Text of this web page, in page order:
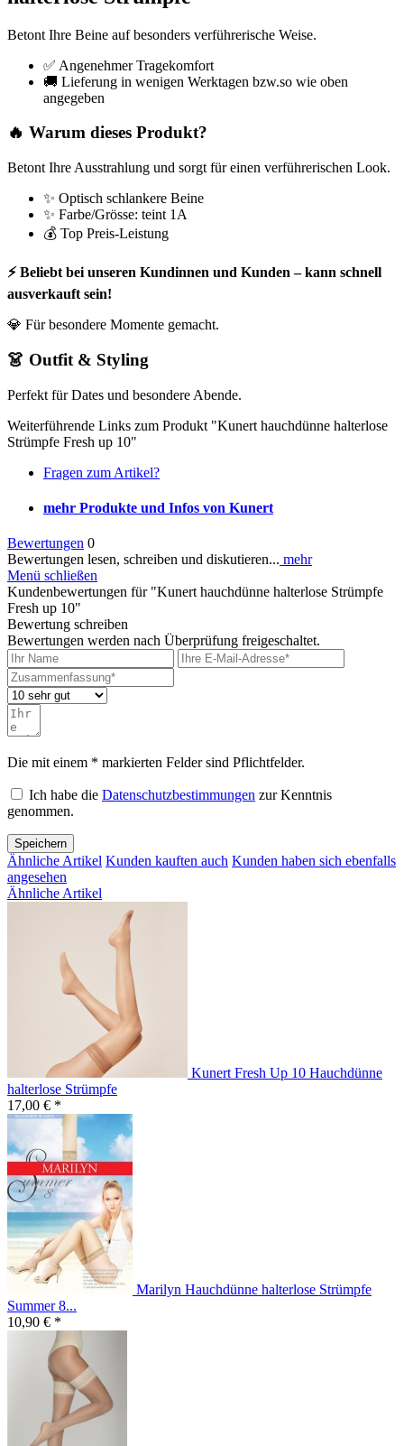
Betont Ihre Beine auf besonders verführerische Weise.
✅ Angenehmer Tragekomfort
🚚 Lieferung in wenigen Werktagen bzw.so wie oben
angegeben
🔥 Warum dieses Produkt?
Betont Ihre Ausstrahlung und sorgt für einen verführerischen Look.
✨ Optisch schlankere Beine
✨ Farbe/Grösse: teint 1A
💰 Top Preis-Leistung
⚡ Beliebt bei unseren Kundinnen und Kunden – kann schnell
ausverkauft sein!
💎 Für besondere Momente gemacht.
👗 Outfit & Styling
Perfekt für Dates und besondere Abende.
Weiterführende Links zum Produkt "Kunert hauchdünne halterlose
Strümpfe Fresh up 10"
Fragen zum Artikel?
mehr Produkte und Infos von Kunert
Bewertungen 0
Bewertungen lesen, schreiben und diskutieren... mehr
Menü schließen
Kundenbewertungen für "Kunert hauchdünne halterlose Strümpfe
Fresh up 10"
Bewertung schreiben
Bewertungen werden nach Überprüfung freigeschaltet.
Die mit einem * markierten Felder sind Pflichtfelder.
Ich habe die Datenschutzbestimmungen zur Kenntnis
genommen.
Speichern
Ähnliche Artikel Kunden kauften auch Kunden haben sich ebenfalls
angesehen
Ähnliche Artikel
Kunert Fresh Up 10 Hauchdünne
halterlose Strümpfe
17,00 € *
Marilyn Hauchdünne halterlose Strümpfe
Summer 8...
10,90 € *